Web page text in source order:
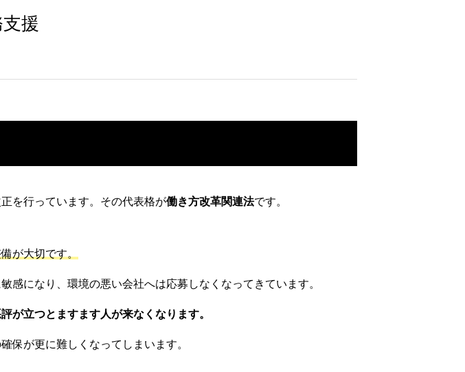
援
を行っています。その代表格が働き方改革関連法です。
が大切です。
になり、環境の悪い会社へは応募しなくなってきています。
が立つとますます人が来なくなります。
保が更に難しくなってしまいます。